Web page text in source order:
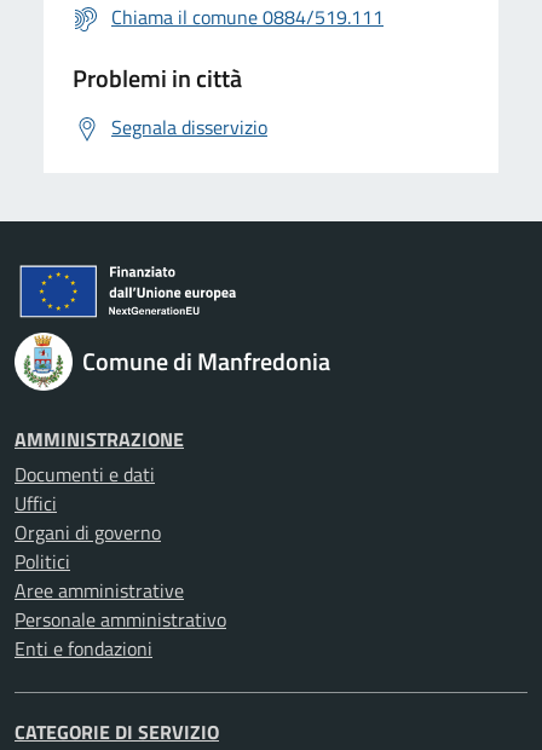
Chiama il comune 0884/519.111
Problemi in città
Segnala disservizio
Comune di Manfredonia
AMMINISTRAZIONE
Documenti e dati
Uffici
Organi di governo
Politici
Aree amministrative
Personale amministrativo
Enti e fondazioni
CATEGORIE DI SERVIZIO